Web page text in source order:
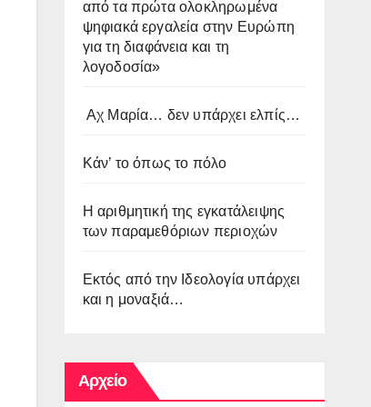
από τα πρώτα ολοκληρωμένα
ψηφιακά εργαλεία στην Ευρώπη
για τη διαφάνεια και τη
λογοδοσία»
Αχ Μαρία… δεν υπάρχει ελπίς…
Κάν’ το όπως το πόλο
Η αριθμητική της εγκατάλειψης
των παραμεθόριων περιοχών
Εκτός από την Ιδεολογία υπάρχει
και η μοναξιά…
Αρχείο